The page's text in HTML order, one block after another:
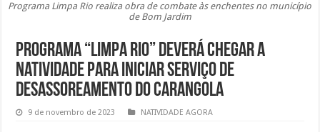
Programa Limpa Rio realiza obra de combate às enchentes no município
de Bom Jardim
Programa “limpa rio” deverá chegar a
Natividade para iniciar serviço de
desassoreamento do Carangola
9 de novembro de 2023 NATIVIDADE AGORA